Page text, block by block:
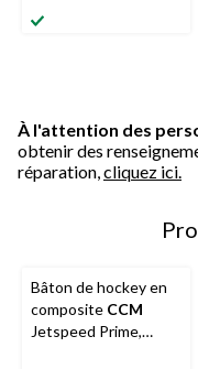
À l'attention des
obtenir des
réparation, cliquez ici.
Bâton de hockey en
composite CCM
Jetspeed Prime,